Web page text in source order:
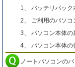
1、 バッテリパック
2、 ご利用のパソコ
3、 パソコン本体の
4、 パソコン本体の
ノートパソコンの